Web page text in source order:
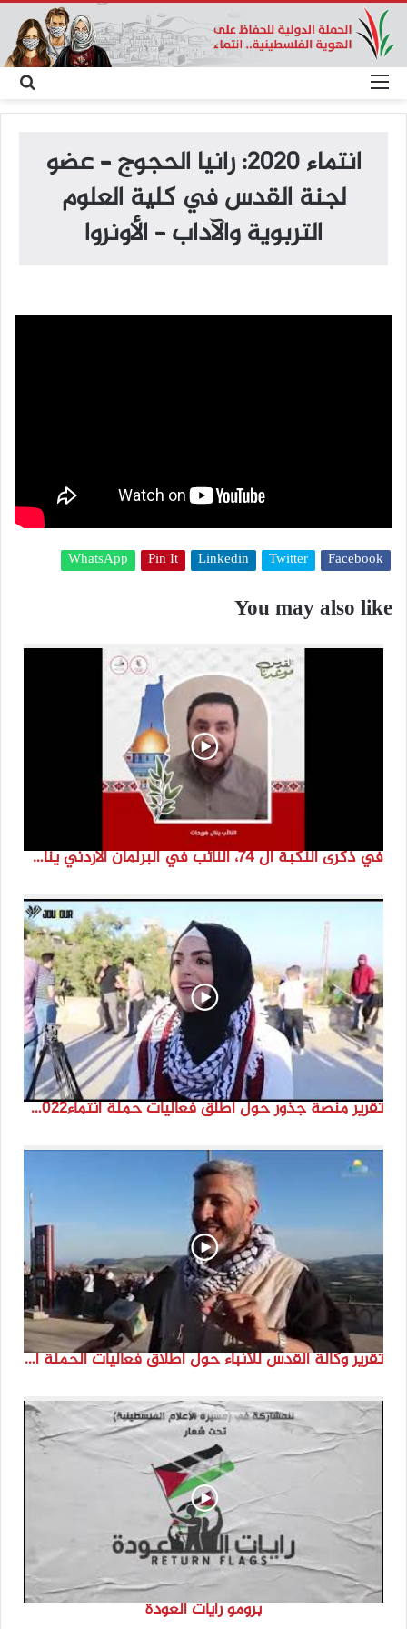
عن
انتماء 2020: رانيا الحجوج – عضو
لجنة القدس في كلية العلوم
التربوية والآداب – الأونروا
Facebook
Twitter
Linkedin
Pin It
WhatsApp
You may also like
في ذكرى النكبة ال 74، النائب في البرلمان الأردني ينال فرحات
تقرير منصة جذور حول اطلق فعاليات حملة انتماء2022 من مارون الراس
تقرير وكالة القدس للأنباء حول اطلاق فعاليات الحملة الدولية للحفاظ على الهوية الفلسطينية ” انتماء”
برومو رايات العودة